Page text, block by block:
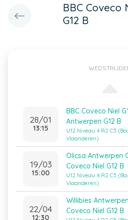
BBC Coveco
G12 B
28/01
13:15
BBC Coveco Niel
Antwerpen G12 B
U12 Niveau 4 R2 C5
Vlaanderen)
19/03
15:00
Olicsa Antwerpen
Coveco Niel G12 B
U12 Niveau 4 R2 C5
Vlaanderen)
22/04
12:30
Willibies
Coveco Niel G12 B